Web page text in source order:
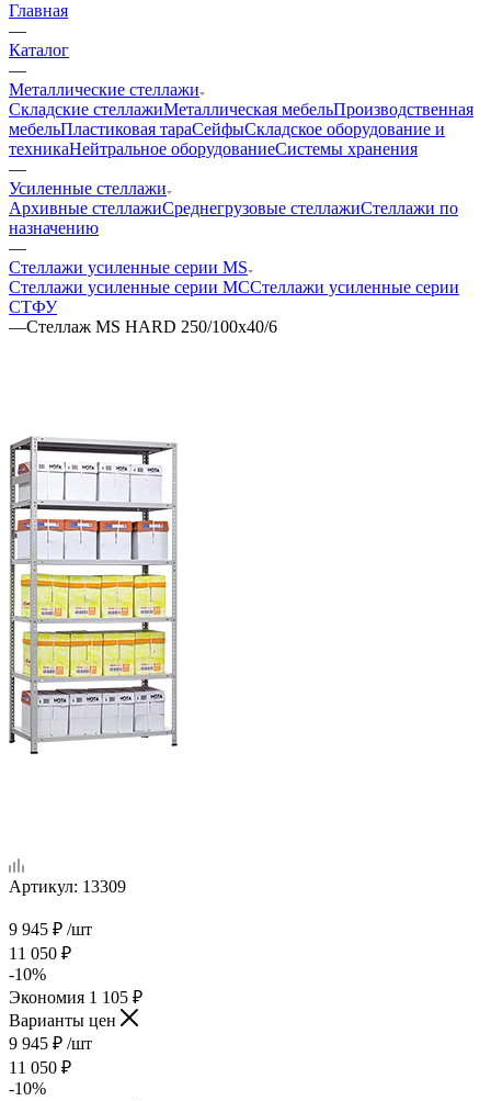
Главная
—
Каталог
—
Металлические стеллажи
Складские стеллажиМеталлическая мебельПроизводственная
мебельПластиковая тараСейфыСкладское оборудование и
техникаНейтральное оборудованиеСистемы хранения
—
Усиленные стеллажи
Архивные стеллажиСреднегрузовые стеллажиСтеллажи по
назначению
—
Стеллажи усиленные серии MS
Стеллажи усиленные серии МССтеллажи усиленные серии
СТФУ
—Стеллаж MS HARD 250/100х40/6
Артикул: 13309
9 945 ₽ /шт
11 050 ₽
-10%
Экономия 1 105 ₽
Варианты цен
9 945 ₽ /шт
11 050 ₽
-10%